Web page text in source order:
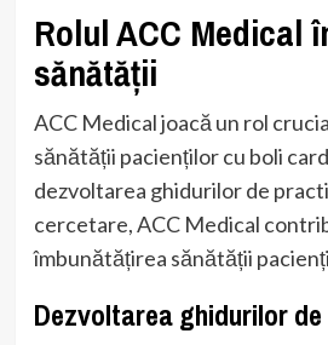
Rolul ACC Medical
sănătății
ACC Medical joacă un rol
sănătății pacienților cu boli
dezvoltarea ghidurilor de
cercetare, ACC Medical
îmbunătățirea sănătății
Dezvoltarea ghidurilor